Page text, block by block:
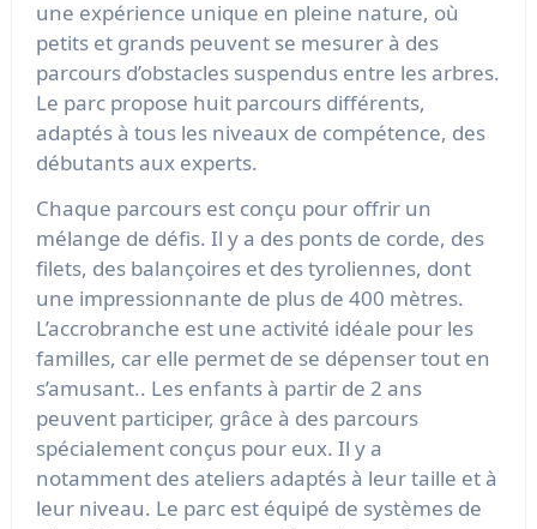
une expérience unique en pleine nature, où
petits et grands peuvent se mesurer à des
parcours d’obstacles suspendus entre les arbres.
Le parc propose huit parcours différents,
adaptés à tous les niveaux de compétence, des
débutants aux experts.
Chaque parcours est conçu pour offrir un
mélange de défis. Il y a des ponts de corde, des
filets, des balançoires et des tyroliennes, dont
une impressionnante de plus de 400 mètres.
L’accrobranche est une activité idéale pour les
familles, car elle permet de se dépenser tout en
s’amusant.. Les enfants à partir de 2 ans
peuvent participer, grâce à des parcours
spécialement conçus pour eux. Il y a
notamment des ateliers adaptés à leur taille et à
leur niveau. Le parc est équipé de systèmes de